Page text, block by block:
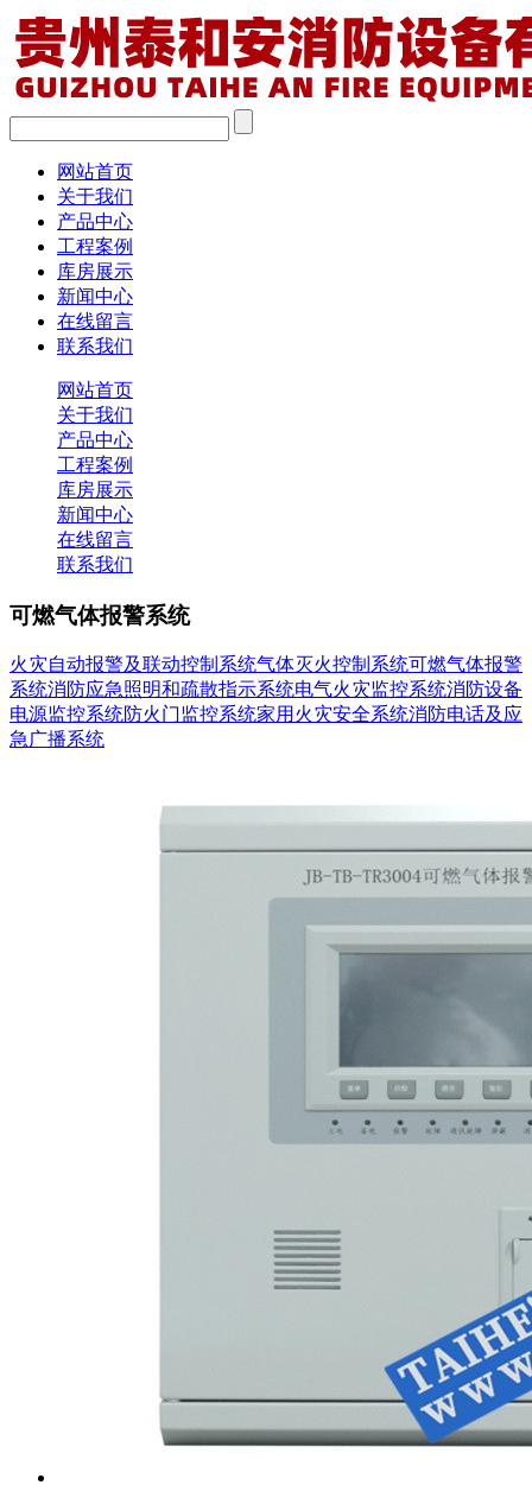
网站首页
关于我们
产品中心
工程案例
库房展示
新闻中心
在线留言
联系我们
网站首页
关于我们
产品中心
工程案例
库房展示
新闻中心
在线留言
联系我们
可燃气体报警系统
火灾自动报警及联动控制系统气体灭火控制系统可燃气体报警
系统消防应急照明和疏散指示系统电气火灾监控系统消防设备
电源监控系统防火门监控系统家用火灾安全系统消防电话及应
急广播系统